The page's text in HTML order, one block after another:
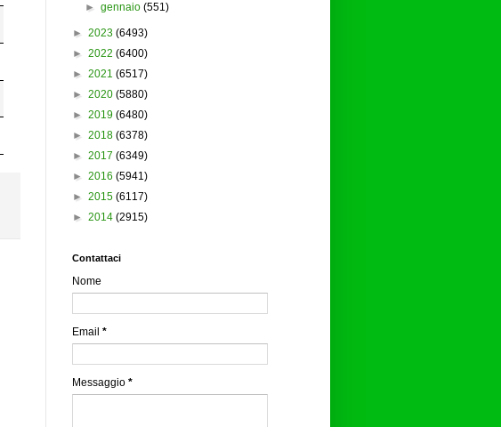
►gennaio (551)
► 2023 (6493)
► 2022 (6400)
► 2021 (6517)
► 2020 (5880)
► 2019 (6480)
► 2018 (6378)
► 2017 (6349)
► 2016 (5941)
► 2015 (6117)
► 2014 (2915)
Contattaci
Nome
Email *
Messaggio *